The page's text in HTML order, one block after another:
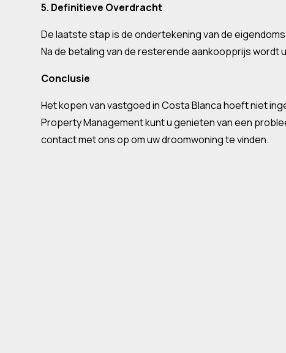
5. Definitieve Overdracht
De laatste stap is de ondertekening van de
Na de betaling van de resterende aankoopprijs wordt
Conclusie
Het kopen van vastgoed in Costa Blanca hoeft niet
Property Management kunt u genieten van een
contact met ons op om uw droomwoning te vinden.